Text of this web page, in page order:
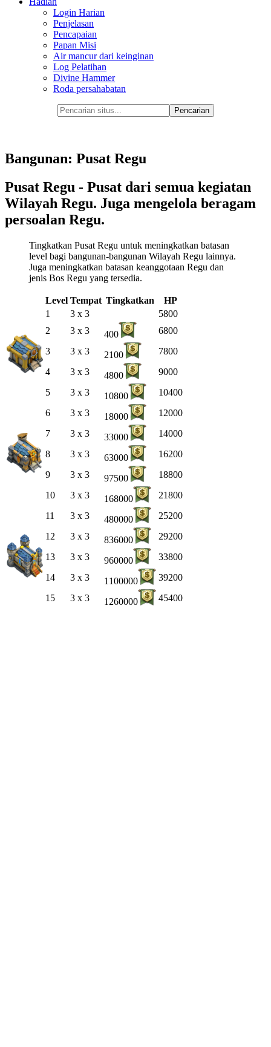
Login Harian
Penjelasan
Pencapaian
Papan Misi
Air mancur dari keinginan
Log Pelatihan
Divine Hammer
Roda persahabatan
Bangunan: Pusat Regu
Pusat Regu - Pusat dari semua kegiatan
Wilayah Regu. Juga mengelola beragam
persoalan Regu.
Tingkatkan Pusat Regu untuk meningkatkan batasan
level bagi bangunan-bangunan Wilayah Regu lainnya.
Juga meningkatkan batasan keanggotaan Regu dan
jenis Bos Regu yang tersedia.
Level Tempat Tingkatkan
HP
1
3 x 3
5800
2
3 x 3 400
6800
3
3 x 3 2100
7800
4
3 x 3 4800
9000
5
3 x 3 10800
10400
6
3 x 3 18000
12000
7
3 x 3 33000
14000
8
3 x 3 63000
16200
9
3 x 3 97500
18800
10
3 x 3 168000
21800
11
3 x 3 480000
25200
12
3 x 3 836000
29200
13
3 x 3 960000
33800
14
3 x 3 1100000
39200
15
3 x 3 1260000 45400